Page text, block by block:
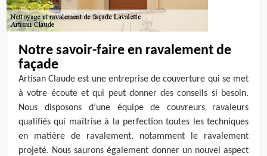
Notre savoir-faire en ravalement de
façade
Artisan Claude est une entreprise de couverture qui se met
à votre écoute et qui peut donner des conseils si besoin.
Nous disposons d’une équipe de couvreurs ravaleurs
qualifiés qui maîtrise à la perfection toutes les techniques
en matière de ravalement, notamment le ravalement
projeté. Nous saurons également donner un nouvel aspect